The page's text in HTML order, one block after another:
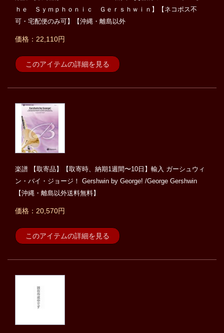
ｈｅ Ｓｙｍｐｈｏｎｉｃ Ｇｅｒｓｈｗｉｎ】【ネコポス不
可・宅配便のみ可】【沖縄・離島以外
価格：22,110円
このアイテムの詳細を見る
楽譜 【取寄品】【取寄時、納期1週間〜10日】輸入 ガーシュウィ
ン・バイ・ジョージ！ Gershwin by George! /George Gershwin
【沖縄・離島以外送料無料】
価格：20,570円
このアイテムの詳細を見る